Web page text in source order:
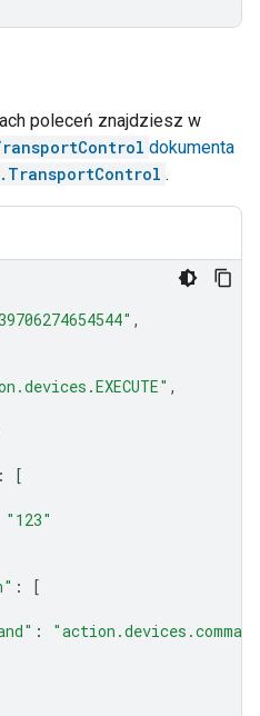
poleceń znajdziesz w
dokumenta
.
,
,
:
[
"123"
:
[
: